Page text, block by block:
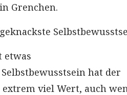
Grenchen.
etwas
hat der
viel Wert, auch